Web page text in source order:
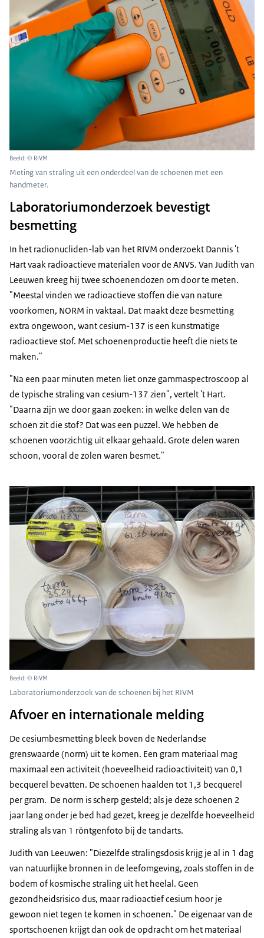
Beeld: © RIVM
Meting van straling uit een onderdeel van de schoenen met een
handmeter.
Laboratoriumonderzoek bevestigt
besmetting
In het radionucliden-lab van het RIVM onderzoekt Dannis 't
Hart vaak radioactieve materialen voor de ANVS. Van Judith van
Leeuwen kreeg hij twee schoenendozen om door te meten.
"Meestal vinden we radioactieve stoffen die van nature
voorkomen, NORM in vaktaal. Dat maakt deze besmetting
extra ongewoon, want cesium-137 is een kunstmatige
radioactieve stof. Met schoenenproductie heeft die niets te
maken."
"Na een paar minuten meten liet onze gammaspectroscoop al
de typische straling van cesium-137 zien", vertelt 't Hart.
"Daarna zijn we door gaan zoeken: in welke delen van de
schoen zit die stof? Dat was een puzzel. We hebben de
schoenen voorzichtig uit elkaar gehaald. Grote delen waren
schoon, vooral de zolen waren besmet."
Beeld: © RIVM
Laboratoriumonderzoek van de schoenen bij het RIVM
Afvoer en internationale melding
De cesiumbesmetting bleek boven de Nederlandse
grenswaarde (norm) uit te komen. Een gram materiaal mag
maximaal een activiteit (hoeveelheid radioactiviteit) van 0,1
becquerel bevatten. De schoenen haalden tot 1,3 becquerel
per gram. De norm is scherp gesteld; als je deze schoenen 2
jaar lang onder je bed had gezet, kreeg je dezelfde hoeveelheid
straling als van 1 röntgenfoto bij de tandarts.
Judith van Leeuwen: "Diezelfde stralingsdosis krijg je al in 1 dag
van natuurlijke bronnen in de leefomgeving, zoals stoffen in de
bodem of kosmische straling uit het heelal. Geen
gezondheidsrisico dus, maar radioactief cesium hoor je
gewoon niet tegen te komen in schoenen." De eigenaar van de
sportschoenen krijgt dan ook de opdracht om het materiaal